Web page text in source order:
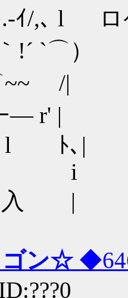
､ l ロケ
`⌒）
/|
― r' |
ﾄ､|
i
|
ゴン☆